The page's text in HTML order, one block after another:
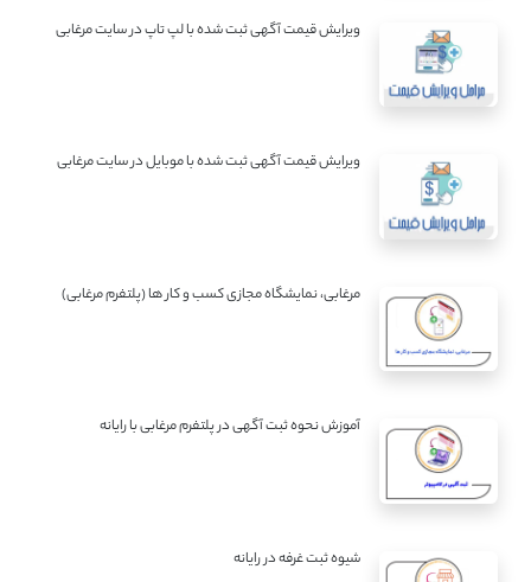
ویرایش قیمت آگهی ثبت شده با لپ تاپ در سایت مرغابی
ویرایش قیمت آگهی ثبت شده با موبایل در سایت مرغابی
مرغابی، نمایشگاه مجازی کسب و کار ها (پلتفرم مرغابی)
آموزش نحوه ثبت آگهی در پلتفرم مرغابی با رایانه
شیوه ثبت غرفه در رایانه